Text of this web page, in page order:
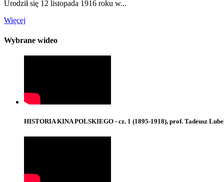
Urodził się 12 listopada 1916 roku w...
Więcej
Wybrane wideo
HISTORIA KINA POLSKIEGO - cz. 1 (1895-1918), prof. Tadeusz